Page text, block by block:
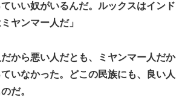
ていい奴がいるんだ。ルックスはインド
ヤンマー人だ」
から悪い人だとも、ミヤンマー人だか
いなかった。どこの民族にも、良い人
だ。